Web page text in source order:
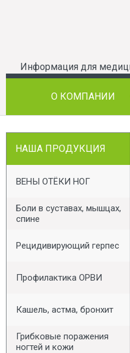
О КОМПАНИИ
НАША ПРОДУКЦИЯ
ВЕНЫ ОТЁКИ НОГ
Боли в суставах, мышцах,
спине
Рецидивирующий герпес
Профилактика ОРВИ
Кашель, астма, бронхит
Грибковые поражения
ногтей и кожи